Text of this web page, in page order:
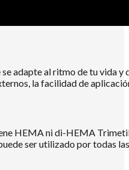
se adapte al ritmo de tu vida
la facilidad de
HEMA ni di-HEMA
ser utilizado por todas